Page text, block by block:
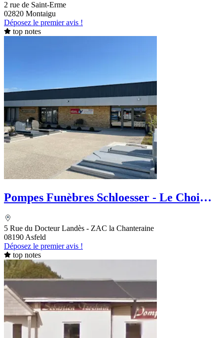
2 rue de Saint-Erme
02820 Montaigu
Déposez le premier avis !
top notes
Pompes Funèbres Schloesser - Le Choix
5 Rue du Docteur Landès - ZAC la Chanteraine
08190 Asfeld
Déposez le premier avis !
top notes